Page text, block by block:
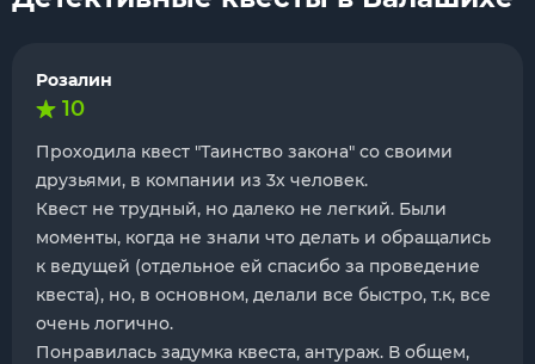
Розалин
10
Проходила квест "Таинство закона" со своими
друзьями, в компании из 3х человек.
Квест не трудный, но далеко не легкий. Были
моменты, когда не знали что делать и обращались
к ведущей (отдельное ей спасибо за проведение
квеста), но, в основном, делали все быстро, т.к, все
очень логично.
Понравилась задумка квеста, антураж. В общем,